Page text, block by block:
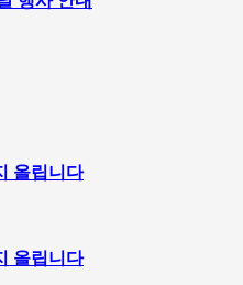
올립니다
올립니다